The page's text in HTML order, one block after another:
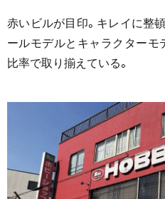
赤いビルが目印。キレイに整
ールモデルとキャラクターモ
比率で取り揃えている。